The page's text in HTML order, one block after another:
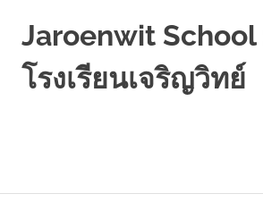
Jaroenwit School
โรงเรียนเจริญวิทย์